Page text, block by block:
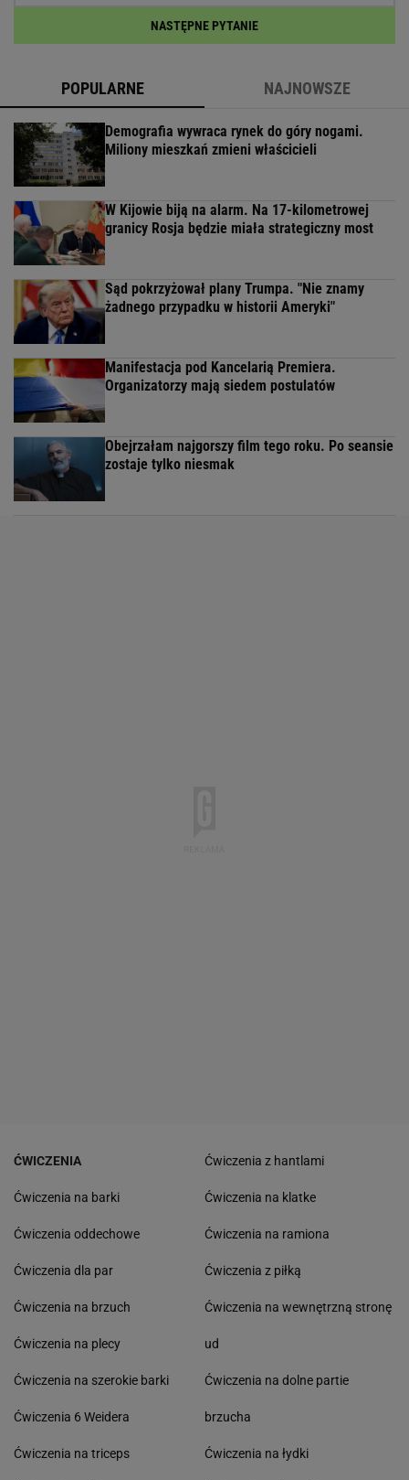
NASTĘPNE PYTANIE
POPULARNE NAJNOWSZE
Demografia wywraca rynek do góry nogami.
Miliony mieszkań zmieni właścicieli
W Kijowie biją na alarm. Na 17-kilometrowej
granicy Rosja będzie miała strategiczny most
Sąd pokrzyżował plany Trumpa. "Nie znamy
żadnego przypadku w historii Ameryki"
Manifestacja pod Kancelarią Premiera.
Organizatorzy mają siedem postulatów
Obejrzałam najgorszy film tego roku. Po seansie
zostaje tylko niesmak
ĆWICZENIA
Ćwiczenia na barki
Ćwiczenia oddechowe
Ćwiczenia dla par
Ćwiczenia na brzuch
Ćwiczenia na plecy
Ćwiczenia na szerokie barki
Ćwiczenia 6 Weidera
Ćwiczenia na triceps
Ćwiczenia z hantlami
Ćwiczenia na klatke
Ćwiczenia na ramiona
Ćwiczenia z piłką
Ćwiczenia na wewnętrzną stronę
ud
Ćwiczenia na dolne partie
brzucha
Ćwiczenia na łydki